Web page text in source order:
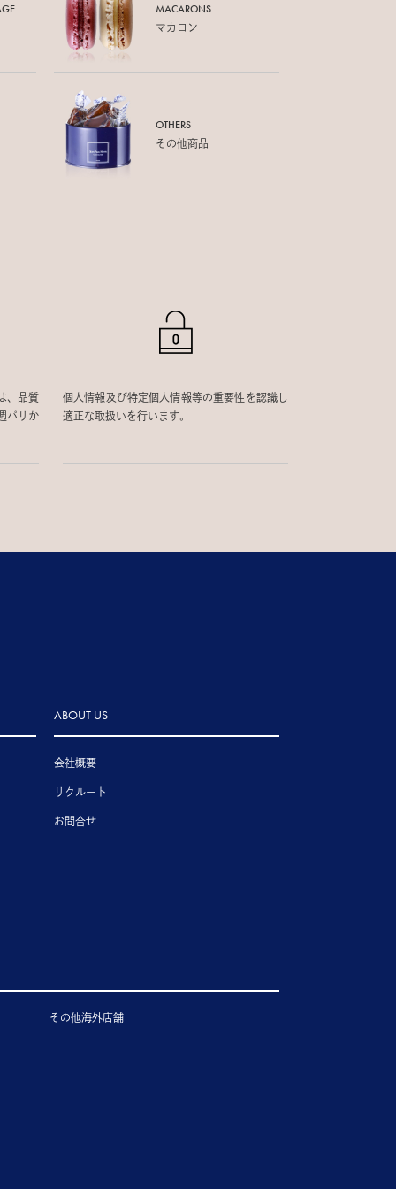
MACARONS
マカロン
OTHERS
その他商品
、品質
パリか
個人情報及び特定個人情報等の重要性を認識し
適正な取扱いを行います。
ABOUT US
会社概要
リクルート
お問合せ
その他海外店舗